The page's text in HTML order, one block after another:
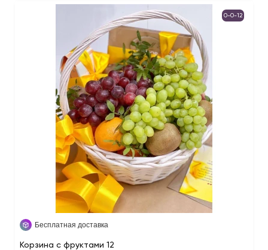
0-0-12
Бесплатная доставка
Корзина с фруктами 12